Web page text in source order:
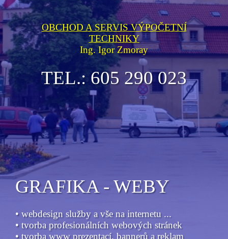
OBCHOD A SERVIS VÝPOČETNÍ
TECHNIKY
Ing. Igor Zmoray
TEL.: 605 290 023
GRAFIKA - WEBY
• webdesign služby a vše na internetu ...
• tvorba profesionálních webových stránek
• tvorba www prezentací, bannerů a reklam